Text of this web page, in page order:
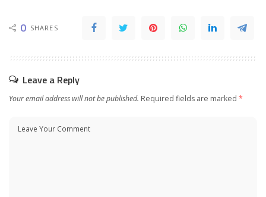
0 SHARES
Leave a Reply
Your email address will not be published. Required fields are marked *